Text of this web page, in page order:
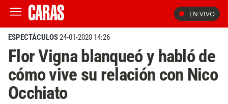
EN VIVO
ESPECTÁCULOS24-01-2020 14:26
Flor Vigna blanqueó y habló de
cómo vive su relación con Nico
Occhiato